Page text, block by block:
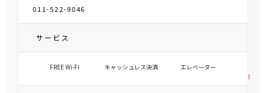
011-522-9046
サービス
FREE Wi-Fi キャッシュレス決済 エレベーター